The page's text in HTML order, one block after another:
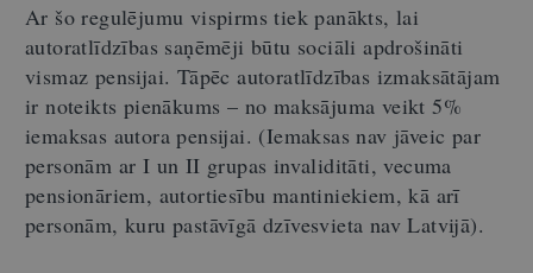
Ar šo regulējumu vispirms tiek panākts, lai
autoratlīdzības saņēmēji būtu sociāli apdrošināti
vismaz pensijai. Tāpēc autoratlīdzības izmaksātājam
ir noteikts pienākums – no maksājuma veikt 5%
iemaksas autora pensijai. (Iemaksas nav jāveic par
personām ar I un II grupas invaliditāti, vecuma
pensionāriem, autortiesību mantiniekiem, kā arī
personām, kuru pastāvīgā dzīvesvieta nav Latvijā).